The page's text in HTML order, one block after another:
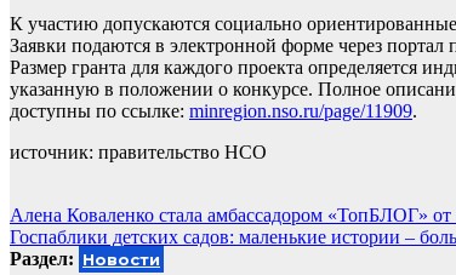
К участию допускаются социально
Заявки подаются в электронной форме через
Размер гранта для каждого проекта определяется
указанную в положении о конкурсе. Полное
доступны по ссылке: minregion.nso.ru/page/11909.
источник: правительство НСО
Навигация
по
Алена Коваленко стала амбассадором «ТопБЛОГ»
Госпаблики детских садов: маленькие истории –
Раздел: Новости